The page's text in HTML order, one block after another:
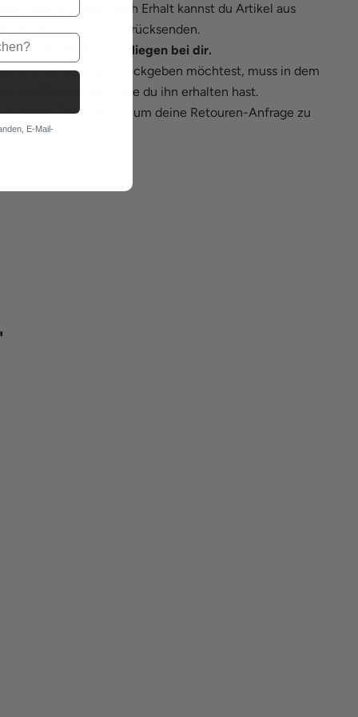
von 30 Tagen nach Erhalt kannst du Artikel aus
Bestellung an uns zurücksenden.
für die Retoure liegen bei dir.
Artikel, den du zurückgeben möchtest, muss in dem
Zustand sein, wie du ihn erhalten hast.
dieses Formular
aus um deine Retouren-Anfrage zu
E-Mail-